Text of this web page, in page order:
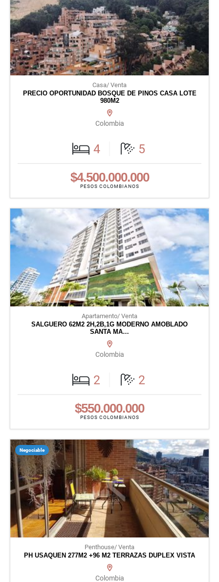
Casa/ Venta
PRECIO OPORTUNIDAD BOSQUE DE PINOS CASA LOTE
980M2
Colombia
4 5
$4.500.000.000
PESOS COLOMBIANOS
Apartamento/ Venta
SALGUERO 62M2 2H,2B,1G MODERNO AMOBLADO
SANTA MA…
Colombia
2 2
$550.000.000
PESOS COLOMBIANOS
Negociable
Penthouse/ Venta
PH USAQUEN 277M2 +96 M2 TERRAZAS DUPLEX VISTA
Colombia